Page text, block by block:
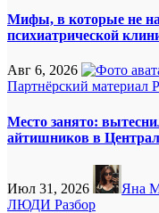
Мифы, в которые не
психиатрической
Авг 6, 2026
Партнёрский материал
Место занято:
айтишников в
Июл 31, 2026
Яна
ЛЮДИ Разбор